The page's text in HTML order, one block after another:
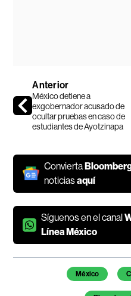
Anterior
México detiene a
exgobernador acusado de
ocultar pruebas en caso de
estudiantes de Ayotzinapa
Convierta
noticiasaquí
Síguenos en el canal
Línea México
Temas de este artículo
México